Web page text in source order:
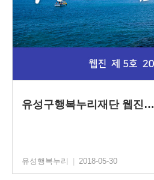
유성구행복누리재단 웹진…
유성행복누리 | 2018-05-30